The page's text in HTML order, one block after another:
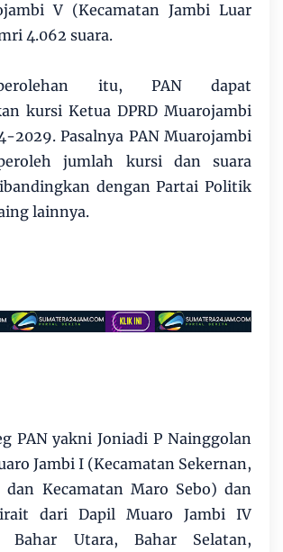
V (Kecamatan Jambi Luar
4.062 suara.
itu, PAN dapat
kursi Ketua DPRD Muarojambi
2029. Pasalnya PAN Muarojambi
jumlah kursi dan suara
dengan Partai Politik
lainnya.
PAN yakni Joniadi P Nainggolan
Jambi I (Kecamatan Sekernan,
dan Kecamatan Maro Sebo) dan
dari Dapil Muaro Jambi IV
Bahar Utara, Bahar Selatan,